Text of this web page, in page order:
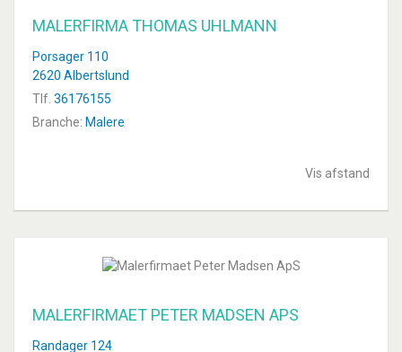
MALERFIRMA THOMAS UHLMANN
Porsager 110
2620 Albertslund
Tlf. 36176155
Branche: Malere
Vis afstand
MALERFIRMAET PETER MADSEN APS
Randager 124